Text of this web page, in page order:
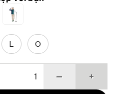
₫.
L O
Color Block số